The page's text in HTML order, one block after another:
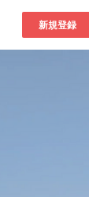
新規登録